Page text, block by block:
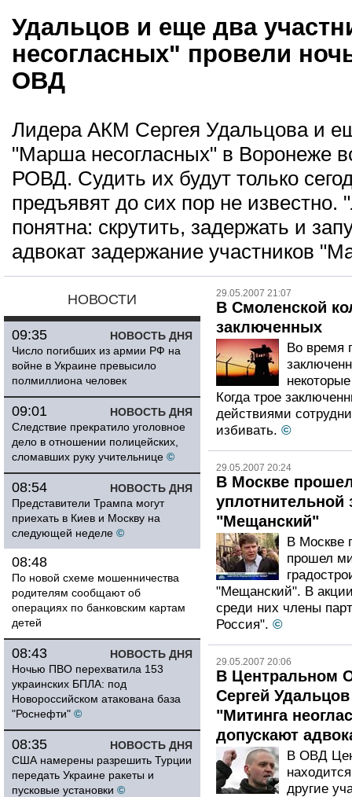
Удальцов и еще два
несогласных" провели
ОВД
Лидера АКМ Сергея Удальцова и
"Марша несогласных" в Воронеже
РОВД. Судить их будут только
предъявят до сих пор не известно.
понятна: скрутить, задержать и
адвокат задержание участников
НОВОСТИ
НОВОСТЬ ДНЯ
09:35
Число погибших из армии РФ на
войне в Украине превысило
полмиллиона человек
НОВОСТЬ ДНЯ
09:01
Следствие прекратило уголовное
дело в отношении полицейских,
сломавших руку учительнице ©
НОВОСТЬ ДНЯ
08:54
Представители Трампа могут
приехать в Киев и Москву на
следующей неделе ©
08:48
По новой схеме мошенничества
родителям сообщают об
операциях по банковским картам
детей
НОВОСТЬ ДНЯ
08:43
Ночью ПВО перехватила 153
украинских БПЛА: под
Новороссийском атакована база
"Роснефти" ©
НОВОСТЬ ДНЯ
08:35
США намерены разрешить Турции
передать Украине ракеты и
пусковые установки ©
29.05.2007 21:07
В Смоленской
заключенных
Во время
Когда трое
действиями
избивать. ©
29.05.2007 20:24
В Москве
уплотнительной
"Мещанский"
В Москве
прошел
"Мещанский". В
среди них члены
Россия". ©
29.05.2007 20:06
В Центральном
Сергей
"Митинга
допускают
В ОВД
другие